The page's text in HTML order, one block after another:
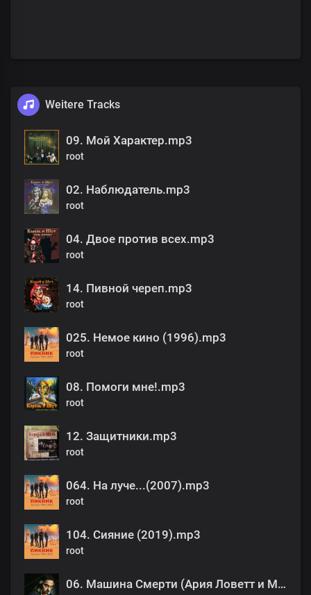
Weitere Tracks
09. Мой Характер.mp3
root
02. Наблюдатель.mp3
root
04. Двое против всех.mp3
root
14. Пивной череп.mp3
root
025. Немое кино (1996).mp3
root
08. Помоги мне!.mp3
root
12. Защитники.mp3
root
064. На луче...(2007).mp3
root
104. Сияние (2019).mp3
root
06. Машина Смерти (Ария Ловетт и Мясника).mp3